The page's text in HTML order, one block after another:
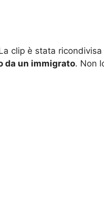
clip è stata
da un immigrato. Non